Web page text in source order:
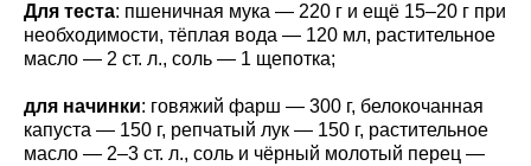
Для теста: пшеничная мука — 220 г и ещё 15–20 г при
необходимости, тёплая вода — 120 мл, растительное
масло — 2 ст. л., соль — 1 щепотка;
для начинки: говяжий фарш — 300 г, белокочанная
капуста — 150 г, репчатый лук — 150 г, растительное
масло — 2–3 ст. л., соль и чёрный молотый перец —